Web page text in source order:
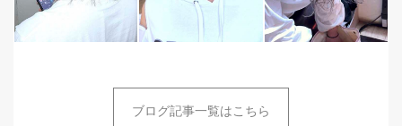
ブログ記事一覧はこちら